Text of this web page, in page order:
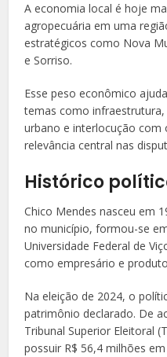
A economia local é hoje
agropecuária em uma
estratégicos como Nova
e Sorriso.
Esse peso econômico
temas como
urbano e interlocução
relevância central nas
Histórico
Chico Mendes nasceu em
no município, formou-se
Universidade Federal de
como empresário e
Na eleição de 2024, o
patrimônio declarado. De
Tribunal Superior Eleitoral
possuir R$ 56,4 milhões